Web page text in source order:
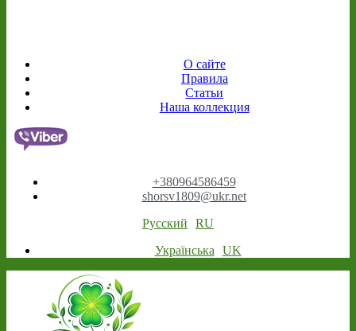
О сайте
Правила
Статьи
Наша коллекция
+380964586459
shorsv1809@ukr.net
Русский
RU
Українська
UK